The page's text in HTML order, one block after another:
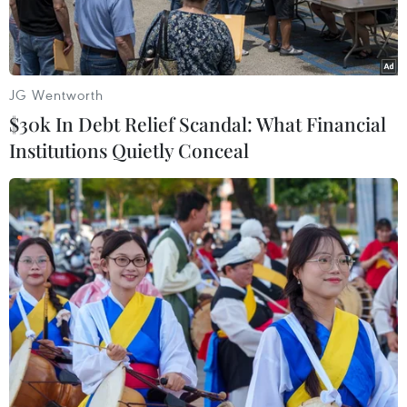
đến rò rỉ.
Thân đập hồ thủy điện Đắk Ka. (Ảnh: Hưng Thịnh/TTXVN)
Ngày 31/8, Phó Giám đốc Công ty trách nhiệm
hữu hạn một thành viên Khai thác các công
trình thủy lợi Đắk Nông Nguyễn Thừa Anh cho
JG Wentworth
$30k In Debt Relief Scandal: What Financial
Institutions Quietly Conceal